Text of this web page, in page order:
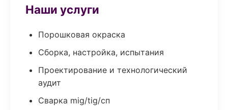
Наши услуги
Порошковая окраска
Сборка, настройка, испытания
Проектирование и технологический
аудит
Сварка mig/tig/сп